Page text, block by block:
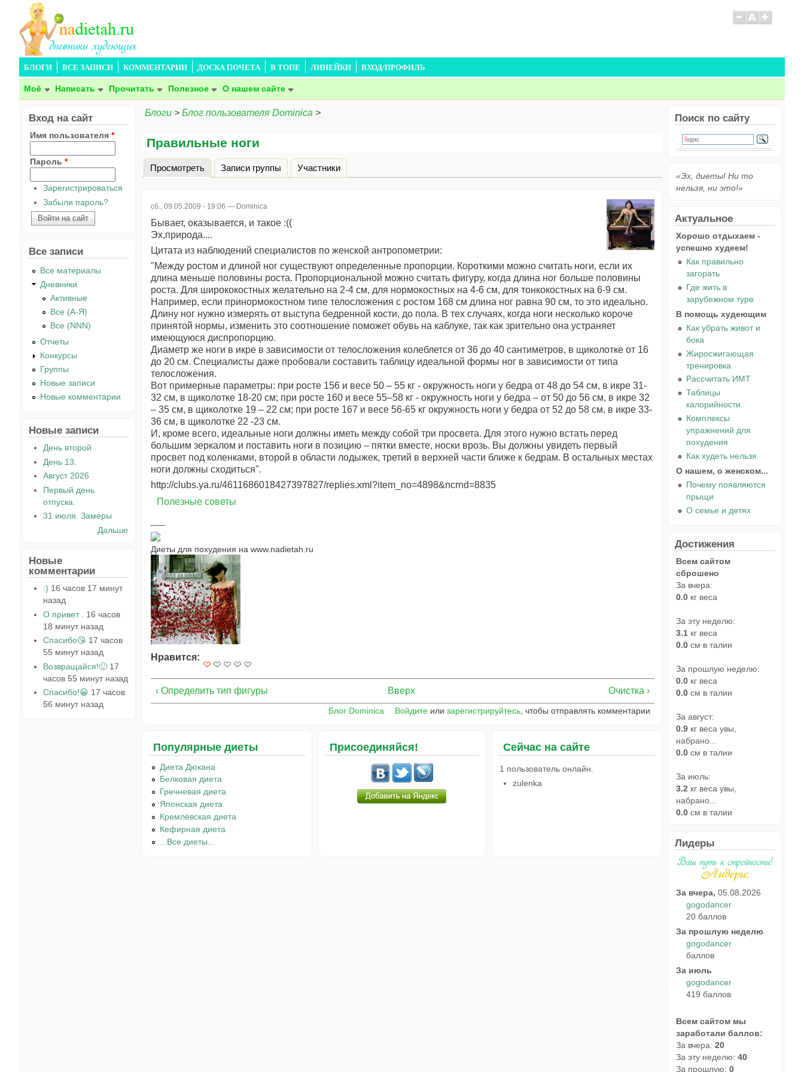
БЛОГИ ВСЕ ЗАПИСИ КОММЕНТАРИИ ДОСКА ПОЧЕТА В ТОПЕ ЛИНЕЙКИ ВХОД/ПРОФИЛЬ
Моё Написать Прочитать Полезное О нашем сайте
Блоги > Блог пользователя Dominica >
Правильные ноги
Главные вкладки
Просмотреть (активная вкладка)
Записи группы Участники
сб., 09.05.2009 - 19:06 — Dominica
Бывает, оказывается, и такое :((
Эх,природа....
Цитата из наблюдений специалистов по женской антропометрии:
"Между ростом и длиной ног существуют определенные пропорции. Короткими можно считать ноги, если их
длина меньше половины роста. Пропорциональной можно считать фигуру, когда длина ног больше половины
роста. Для ширококостных желательно на 2-4 см, для нормокостных на 4-6 см, для тонкокостных на 6-9 см.
Например, если принормокостном типе телосложения с ростом 168 см длина ног равна 90 см, то это идеально.
Длину ног нужно измерять от выступа бедренной кости, до пола. В тех случаях, когда ноги несколько короче
принятой нормы, изменить это соотношение поможет обувь на каблуке, так как зрительно она устраняет
имеющуюся диспропорцию.
Диаметр же ноги в икре в зависимости от телосложения колеблется от 36 до 40 сантиметров, в щиколотке от 16
до 20 см. Специалисты даже пробовали составить таблицу идеальной формы ног в зависимости от типа
телосложения.
Вот примерные параметры: при росте 156 и весе 50 – 55 кг - окружность ноги у бедра от 48 до 54 см, в икре 31-
32 см, в щиколотке 18-20 см; при росте 160 и весе 55–58 кг - окружность ноги у бедра – от 50 до 56 см, в икре 32
– 35 см, в щиколотке 19 – 22 см; при росте 167 и весе 56-65 кг окружность ноги у бедра от 52 до 58 см, в икре 33-
36 см, в щиколотке 22 -23 см.
И, кроме всего, идеальные ноги должны иметь между собой три просвета. Для этого нужно встать перед
большим зеркалом и поставить ноги в позицию – пятки вместе, носки врозь. Вы должны увидеть первый
просвет под коленками, второй в области лодыжек, третий в верхней части ближе к бедрам. В остальных местах
ноги должны сходиться".
http://clubs.ya.ru/4611686018427397827/replies.xml?item_no=4898&ncrnd=8835
Полезные советы
Диеты для похудения на www.nadietah.ru
Нравится:
‹ Определить тип фигуры Вверх Очистка ›
Блог Dominica Войдите илизарегистрируйтесь , чтобы отправлять комментарии
Популярные диеты
Диета Дюкана
Белковая диета
Гречневая диета
Японская диета
Кремлёвская диета
Кефирная диета
...Все диеты...
Присоединяйся! Сейчас на сайте
1 пользователь онлайн.
zulenka
Вход на сайт
Имя пользователя *
Пароль *
Зарегистрироваться
Забыли пароль?
Все записи
Все материалы
Дневники
Активные
Все (А-Я)
Все (NNN)
Отчеты
Конкурсы
Группы
Новые записи
Новые комментарии
Новые записи
День второй
День 13.
Август 2026
Первый день
отпуска.
31 июля. Замеры
Дальше
Новые
комментарии
:) 16 часов 17 минут
назад
О привет .
16 часов
18 минут назад
Спасибо😘 17 часов
55 минут назад
Возвращайся!🙂 17
часов 55 минут назад
Спасибо!😀 17 часов
56 минут назад
Поиск по сайту
«Эх, диеты! Ни то
нельзя, ни это!»
Актуальное
Хорошо отдыхаем -
успешно худеем!
Как правильно
загорать
Где жить в
зарубежном туре
В помощь худеющим
Как убрать живот и
бока
Жиросжигающая
тренировка
Рассчитать ИМТ
Таблицы
калорийности
Комплексы
упражнений для
похудения
Как худеть нельзя
О нашем, о женском...
Почему появляются
прыщи
О семье и детях
Достижения
Всем сайтом
сброшено
За вчера:
0.0 кг веса
За эту неделю:
3.1 кг веса
0.0 см в талии
За прошлую неделю:
0.0 кг веса
0.0 см в талии
За август:
0.9 кг веса увы,
набрано...
0.0 см в талии
За июль:
3.2 кг веса увы,
набрано...
0.0 см в талии
Лидеры
За вчера, 05.08.2026
gogodancer
20 баллов
За прошлую неделю
gogodancer
баллов
За июль
gogodancer
419 баллов
Всем сайтом мы
заработали баллов:
За вчера: 20
За эту неделю: 40
За прошлую: 0